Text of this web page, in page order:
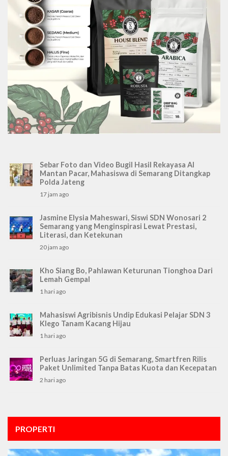
Sebar Foto dan Video Bugil Hasil Rekayasa AI
Mantan Pacar, Mahasiswa di Semarang Ditangkap
Polda Jateng
17 jam ago
Jasmine Elysia Maheswari, Siswi SDN Wonosari 2
Semarang yang Menginspirasi Lewat Prestasi,
Literasi, dan Ketekunan
20 jam ago
Kho Siang Bo, Pahlawan Keturunan Tionghoa Dari
Lemah Gempal
1 hari ago
Mahasiswi Agribisnis Undip Edukasi Pelajar SDN 3
Klego Tanam Kacang Hijau
1 hari ago
Perluas Jaringan 5G di Semarang, Smartfren Rilis
Paket Unlimited Tanpa Batas Kuota dan Kecepatan
2 hari ago
PROPERTI